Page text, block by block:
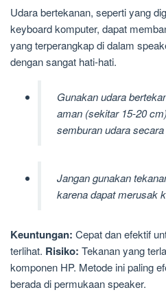
Udara bertekanan, seperti yang
keyboard komputer, dapat
yang terperangkap di dalam
dengan sangat hati-hati.
Gunakan udara
aman (sekitar 15-20
semburan udara
Jangan gunakan
karena dapat merusak
Keuntungan: Cepat dan efektif
terlihat. Risiko: Tekanan yang
komponen HP. Metode ini paling
berada di permukaan speaker.